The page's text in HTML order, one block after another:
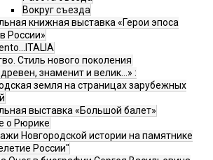
Вокруг съезда
книжная выставка «Герои эпоса
России»
Стиль нового поколения
знаменит и велик…» :
земля на страницах зарубежных
выставка «Большой балет»
о Рюрике
Новгородской истории на памятнике
России"